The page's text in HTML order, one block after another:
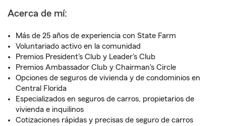
Acerca de mí:
Más de 25 años de experiencia con State Farm
Voluntariado activo en la comunidad
Premios President's Club y Leader's Club
Premios Ambassador Club y Chairman's Circle
Opciones de seguros de vivienda y de condominios en
Central Florida
Especializados en seguros de carros, propietarios de
vivienda e inquilinos
Cotizaciones rápidas y precisas de seguro de carros